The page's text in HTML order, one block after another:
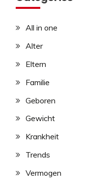
All in one
Alter
Eltern
Familie
Geboren
Gewicht
Krankheit
Trends
Vermogen